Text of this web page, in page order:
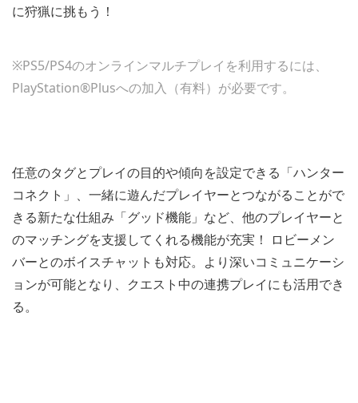
に狩猟に挑もう！
※PS5/PS4のオンラインマルチプレイを利用するには、
PlayStation®Plusへの加入（有料）が必要です。
任意のタグとプレイの目的や傾向を設定できる「ハンター
コネクト」、一緒に遊んだプレイヤーとつながることがで
きる新たな仕組み「グッド機能」など、他のプレイヤーと
のマッチングを支援してくれる機能が充実！ ロビーメン
バーとのボイスチャットも対応。より深いコミュニケーシ
ョンが可能となり、クエスト中の連携プレイにも活用でき
る。